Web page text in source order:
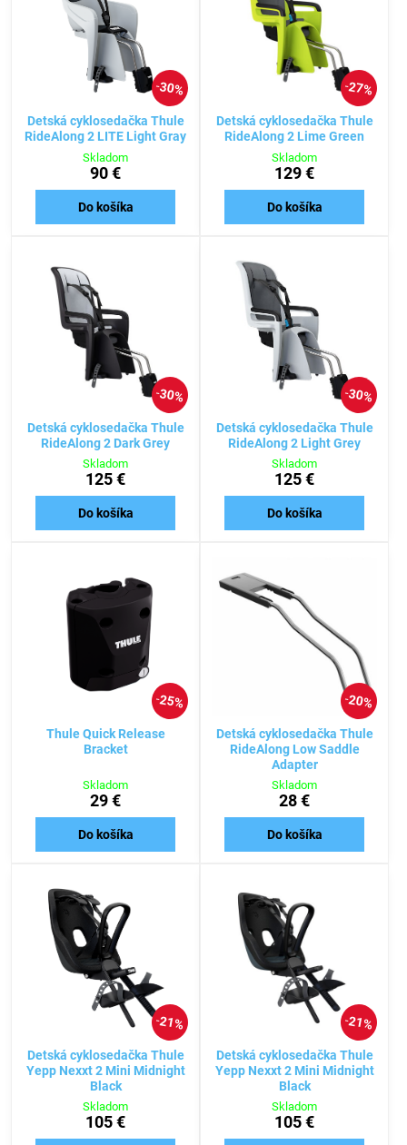
30%
Detská cyklosedačka Thule
RideAlong 2 LITE Light Gray
Skladom
90 €
Do košíka
27%
Detská cyklosedačka Thule
RideAlong 2 Lime Green
Skladom
129 €
Do košíka
30%
Detská cyklosedačka Thule
RideAlong 2 Dark Grey
Skladom
125 €
Do košíka
30%
Detská cyklosedačka Thule
RideAlong 2 Light Grey
Skladom
125 €
Do košíka
25%
Thule Quick Release
Bracket
Skladom
29 €
Do košíka
20%
Detská cyklosedačka Thule
RideAlong Low Saddle
Adapter
Skladom
28 €
Do košíka
21%
Detská cyklosedačka Thule
Yepp Nexxt 2 Mini Midnight
Black
Skladom
105 €
21%
Detská cyklosedačka Thule
Yepp Nexxt 2 Mini Midnight
Black
Skladom
105 €